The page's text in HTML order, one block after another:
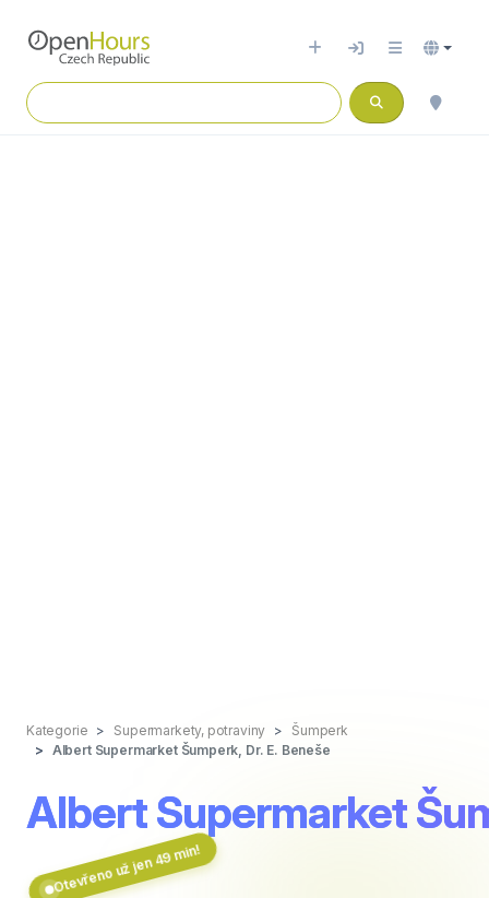
Kategorie Supermarkety, potraviny
Šumperk
Albert Supermarket Šumperk, Dr. E. Beneše
Albert Supermarket
Otevřeno už jen 49 min!